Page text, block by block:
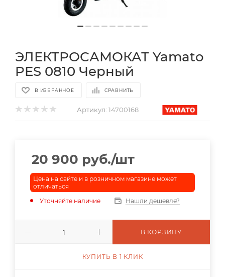
ЭЛЕКТРОСАМОКАТ Yamato
PES 0810 Черный
В ИЗБРАННОЕ СРАВНИТЬ
Артикул: 14700168
20 900 руб./шт
Цена на сайте и в розничном магазине может
отличаться
Уточняйте наличие
Нашли дешевле?
В КОРЗИНУ
КУПИТЬ В 1 КЛИК